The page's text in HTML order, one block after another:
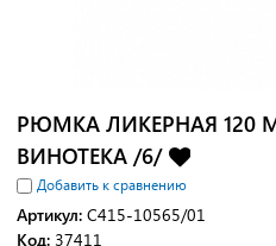
РЮМКА ЛИКЕРНАЯ 120
ВИНОТЕКА /6/
Добавить к сравнению
Артикул: C415-10565/01
Код: 37411